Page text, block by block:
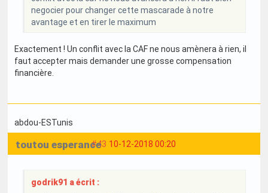
negocier pour changer cette mascarade à notre
avantage et en tirer le maximum
Exactement ! Un conflit avec la CAF ne nous amènera à rien, il
faut accepter mais demander une grosse compensation
financière.
abdou-ESTunis
#43 10-12-2018 00:20
toutou esperance
godrik91 a écrit :